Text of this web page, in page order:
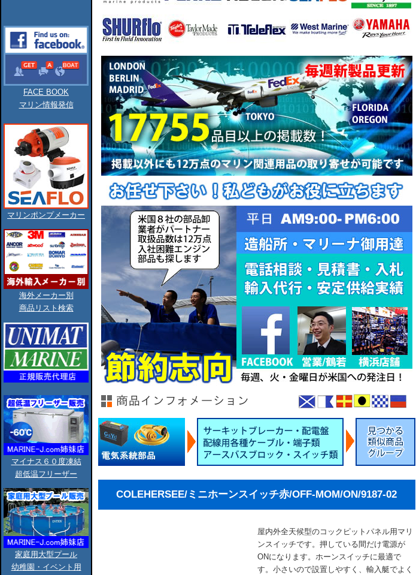
FACE BOOK
マリン情報発信
マリンポンプメーカー
海外メーカー別
商品リスト検索
マイナス６０度凍結
超低温フリーザー
家庭用大型プール
幼稚園・イベント用
COLEHERSEE/ミニホーンスイッチ赤/OFF-MOM/ON/9187-02
屋内外全天候型のコックピットパネル用マリ
ンスイッチです。押している間だけ電源が
ONになります。ホーンスイッチに最適で
す。小さいので設置しやすく、輸入艇でよく